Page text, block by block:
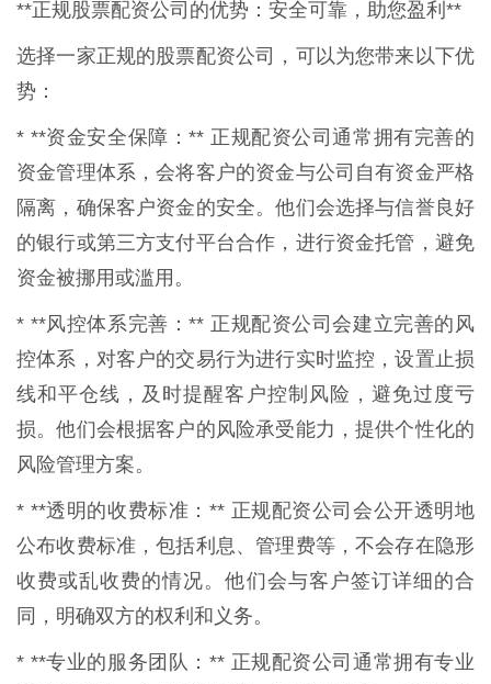
**正规股票配资公司的优势：安全可靠，助您盈利**
选择一家正规的股票配资公司，可以为您带来以下优
势：
* **资金安全保障：** 正规配资公司通常拥有完善的
资金管理体系，会将客户的资金与公司自有资金严格
隔离，确保客户资金的安全。他们会选择与信誉良好
的银行或第三方支付平台合作，进行资金托管，避免
资金被挪用或滥用。
* **风控体系完善：** 正规配资公司会建立完善的风
控体系，对客户的交易行为进行实时监控，设置止损
线和平仓线，及时提醒客户控制风险，避免过度亏
损。他们会根据客户的风险承受能力，提供个性化的
风险管理方案。
* **透明的收费标准：** 正规配资公司会公开透明地
公布收费标准，包括利息、管理费等，不会存在隐形
收费或乱收费的情况。他们会与客户签订详细的合
同，明确双方的权利和义务。
* **专业的服务团队：** 正规配资公司通常拥有专业